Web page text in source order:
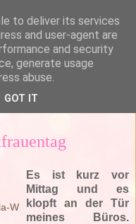
W
Es ist kurz vor
Mittag und es
klopft an der Tür
meines Büros.
to deliver its services
and user-agent are
and security
generate usage
abuse.
GOT IT